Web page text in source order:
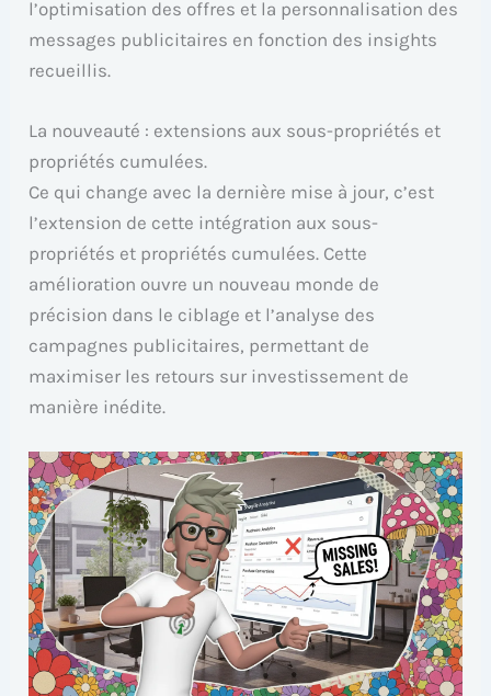
l’optimisation des offres et la personnalisation des
messages publicitaires en fonction des insights
recueillis.
La nouveauté : extensions aux sous-propriétés et
propriétés cumulées.
Ce qui change avec la dernière mise à jour, c’est
l’extension de cette intégration aux sous-
propriétés et propriétés cumulées. Cette
amélioration ouvre un nouveau monde de
précision dans le ciblage et l’analyse des
campagnes publicitaires, permettant de
maximiser les retours sur investissement de
manière inédite.